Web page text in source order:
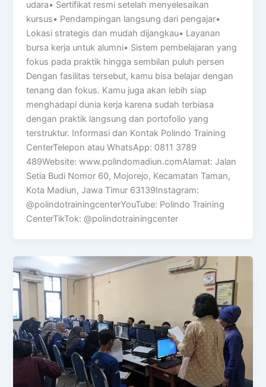
udara• Sertifikat resmi setelah menyelesaikan
kursus• Pendampingan langsung dari pengajar•
Lokasi strategis dan mudah dijangkau• Layanan
bursa kerja untuk alumni• Sistem pembelajaran yang
fokus pada praktik hingga sembilan puluh persen
Dengan fasilitas tersebut, kamu bisa belajar dengan
tenang dan fokus. Kamu juga akan lebih siap
menghadapi dunia kerja karena sudah terbiasa
dengan praktik langsung dan portofolio yang
terstruktur. Informasi dan Kontak Polindo Training
CenterTelepon atau WhatsApp: 0811 3789
489Website: www.polindomadiun.comAlamat: Jalan
Setia Budi Nomor 60, Mojorejo, Kecamatan Taman,
Kota Madiun, Jawa Timur 63139Instagram:
@polindotrainingcenterYouTube: Polindo Training
CenterTikTok: @polindotrainingcenter